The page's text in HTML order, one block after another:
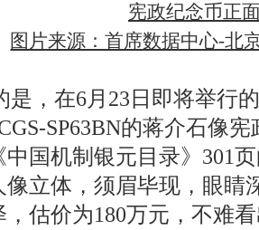
宪政纪念币正
图片来源：首席数据中心-北
是，在6月23日即将举行
SP63BN的蒋介石像
国机制银元目录》301
像立体，须眉毕现，眼睛
估价为180万元，不难